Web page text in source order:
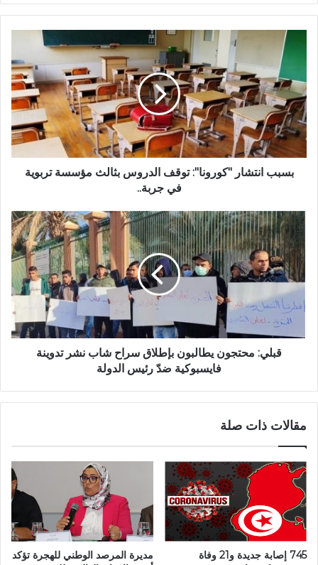
بسبب انتشار "كورونا": توقف الدروس بثالث مؤسسة تربوية
في جربة..
قبلي: محتجون يطالبون بإطلاق سراح شاب نشر تدوينة
فايسبوكية ضدّ رئيس الدولة
مقالات ذات صلة
745 إصابة جديدة و21 وفاة
مديرة المرصد الوطني للهجرة تؤكد